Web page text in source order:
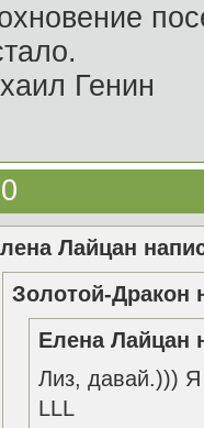
Генин
Лайцан
Золотой-Дракон
Елена Лайцан
Лиз, давай.)))
LLL